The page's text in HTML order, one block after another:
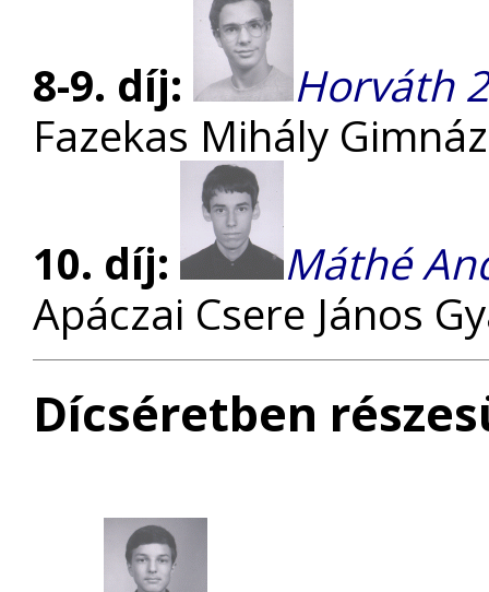
8-9. díj:
Horváth
Fazekas Mihály
10. díj:
Máthé
Apáczai Csere János
Dícséretben